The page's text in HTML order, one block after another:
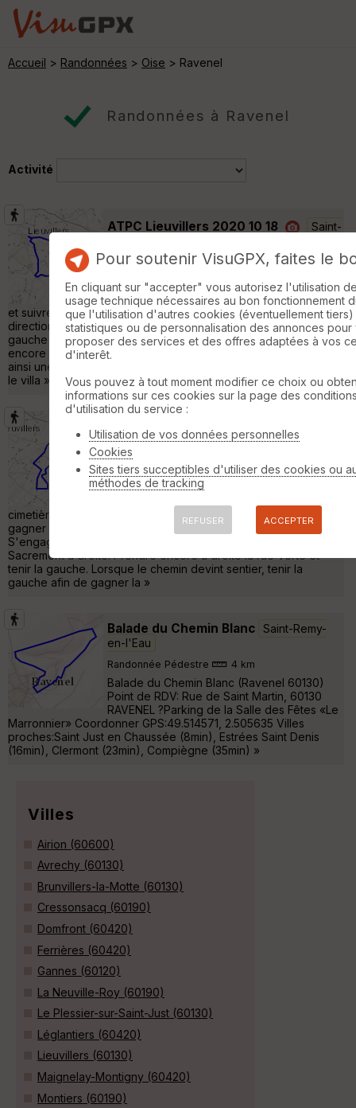
Accueil > Randonnées > Oise > Ravenel
Randonnées à Ravenel
Activité
ATPC Lieuvillers 2020 10 18
Saint-
Randonnée Pédestre 12 km
Rendez-vous sur le parking de l'église.
Prendre la direction du chemin de Pronleroy
et suivre ce chemin jusqu'au Bois Mathias. Tourner à droite en
direction du Sud-Ouest pendant 2 km. Prendre à droite puis à
gauche 600 m plus loin. Marcher pendant 400m et prendre
encore à gauche puis à droite 400 m plus loin. On regagne
ainsi une petite route bitumée qui nous emmène à Noroy. Dans
le villa »
ATPC Pronleroy 2023-05-28
Pronleroy
Randonnée Pédestre 12 km
Depuis le parking de la mairie, partir par la
cimetière et continuer pendant 900 m. tourner à droite et
gagner la D36 qu'on emprunte en tournant à gauche.
S'engager dans Cressonsacq et prendre la rue du Saint
Sacrement à droite. Prendre encore à droite la rue Verte et
tenir la gauche. Lorsque le chemin devint sentier, tenir la
gauche afin de gagner la »
Balade du Chemin Blanc Saint-Remy-
en-l'Eau
Randonnée Pédestre 4 km
Balade du Chemin Blanc (Ravenel 60130)
Point de RDV: Rue de Saint Martin, 60130
RAVENEL ?Parking de la Salle des Fêtes «Le
Marronnier» Coordonner GPS:49.514571, 2.505635 Villes
proches:Saint Just en Chaussée (8min), Estrées Saint Denis
(16min), Clermont (23min), Compiègne (35min) »
Villes
Airion (60600)
Avrechy (60130)
Brunvillers-la-Motte (60130)
Cressonsacq (60190)
Domfront (60420)
Ferrières (60420)
Gannes (60120)
La Neuville-Roy (60190)
Le Plessier-sur-Saint-Just (60130)
Léglantiers (60420)
Lieuvillers (60130)
Maignelay-Montigny (60420)
Montiers (60190)
Pour soutenir VisuGPX, faites le
En cliquant sur "accepter" vous autorisez l'utilisation
usage technique nécessaires au bon fonctionnement
que l'utilisation d'autres cookies (éventuellement
statistiques ou de personnalisation des annonces pour
proposer des services et des offres adaptées à vos
d'interêt.
Vous pouvez à tout moment modifier ce choix ou
informations sur ces cookies sur la page des
d'utilisation du service :
Utilisation de vos données personnelles
Cookies
Sites tiers succeptibles d'utiliser des cookies ou
méthodes de tracking
REFUSER ACCEPTER